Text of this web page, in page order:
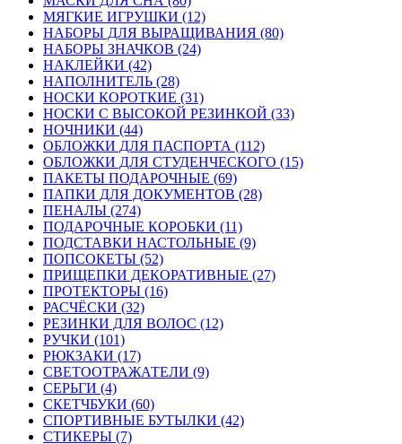
МЯГКИЕ ИГРУШКИ (12)
НАБОРЫ ДЛЯ ВЫРАЩИВАНИЯ (80)
НАБОРЫ ЗНАЧКОВ (24)
НАКЛЕЙКИ (42)
НАПОЛНИТЕЛЬ (28)
НОСКИ КОРОТКИЕ (31)
НОСКИ С ВЫСОКОЙ РЕЗИНКОЙ (33)
НОЧНИКИ (44)
ОБЛОЖКИ ДЛЯ ПАСПОРТА (112)
ОБЛОЖКИ ДЛЯ СТУДЕНЧЕСКОГО (15)
ПАКЕТЫ ПОДАРОЧНЫЕ (69)
ПАПКИ ДЛЯ ДОКУМЕНТОВ (28)
ПЕНАЛЫ (274)
ПОДАРОЧНЫЕ КОРОБКИ (11)
ПОДСТАВКИ НАСТОЛЬНЫЕ (9)
ПОПСОКЕТЫ (52)
ПРИЩЕПКИ ДЕКОРАТИВНЫЕ (27)
ПРОТЕКТОРЫ (16)
РАСЧЁСКИ (32)
РЕЗИНКИ ДЛЯ ВОЛОС (12)
РУЧКИ (101)
РЮКЗАКИ (17)
СВЕТООТРАЖАТЕЛИ (9)
СЕРЬГИ (4)
СКЕТЧБУКИ (60)
СПОРТИВНЫЕ БУТЫЛКИ (42)
СТИКЕРЫ (7)